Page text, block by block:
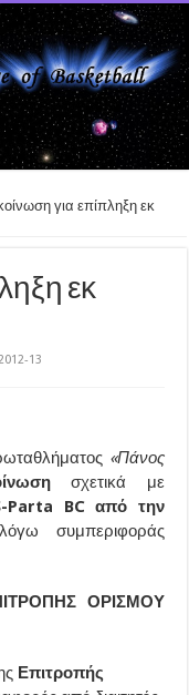
για επίπληξη εκ
εκ
13
«Πάνος
σχετικά με
Parta BC από την
συμπεριφοράς
ΟΡΙΣΜΟΥ
Επιτροπής